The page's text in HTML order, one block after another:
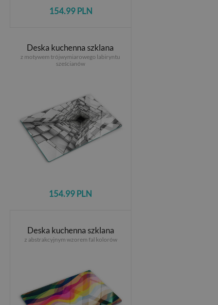
154.99 PLN
Deska kuchenna szklana
z motywem trójwymiarowego labiryntu
sześcianów
154.99 PLN
Deska kuchenna szklana
z abstrakcyjnym wzorem fal kolorów